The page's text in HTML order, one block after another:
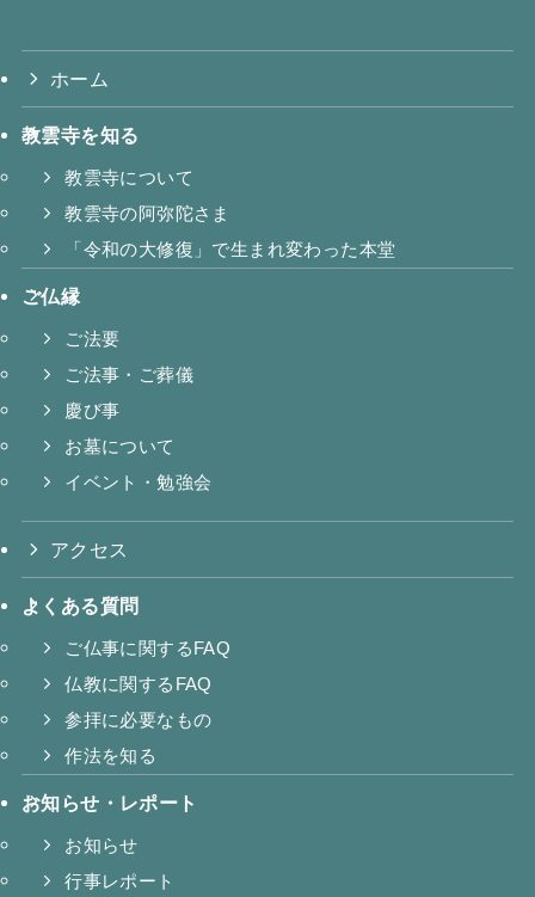
ホーム
教雲寺を知る
教雲寺について
教雲寺の阿弥陀さま
「令和の大修復」で生まれ変わった本堂
ご仏縁
ご法要
ご法事・ご葬儀
慶び事
お墓について
イベント・勉強会
アクセス
よくある質問
ご仏事に関するFAQ
仏教に関するFAQ
参拝に必要なもの
作法を知る
お知らせ・レポート
お知らせ
行事レポート